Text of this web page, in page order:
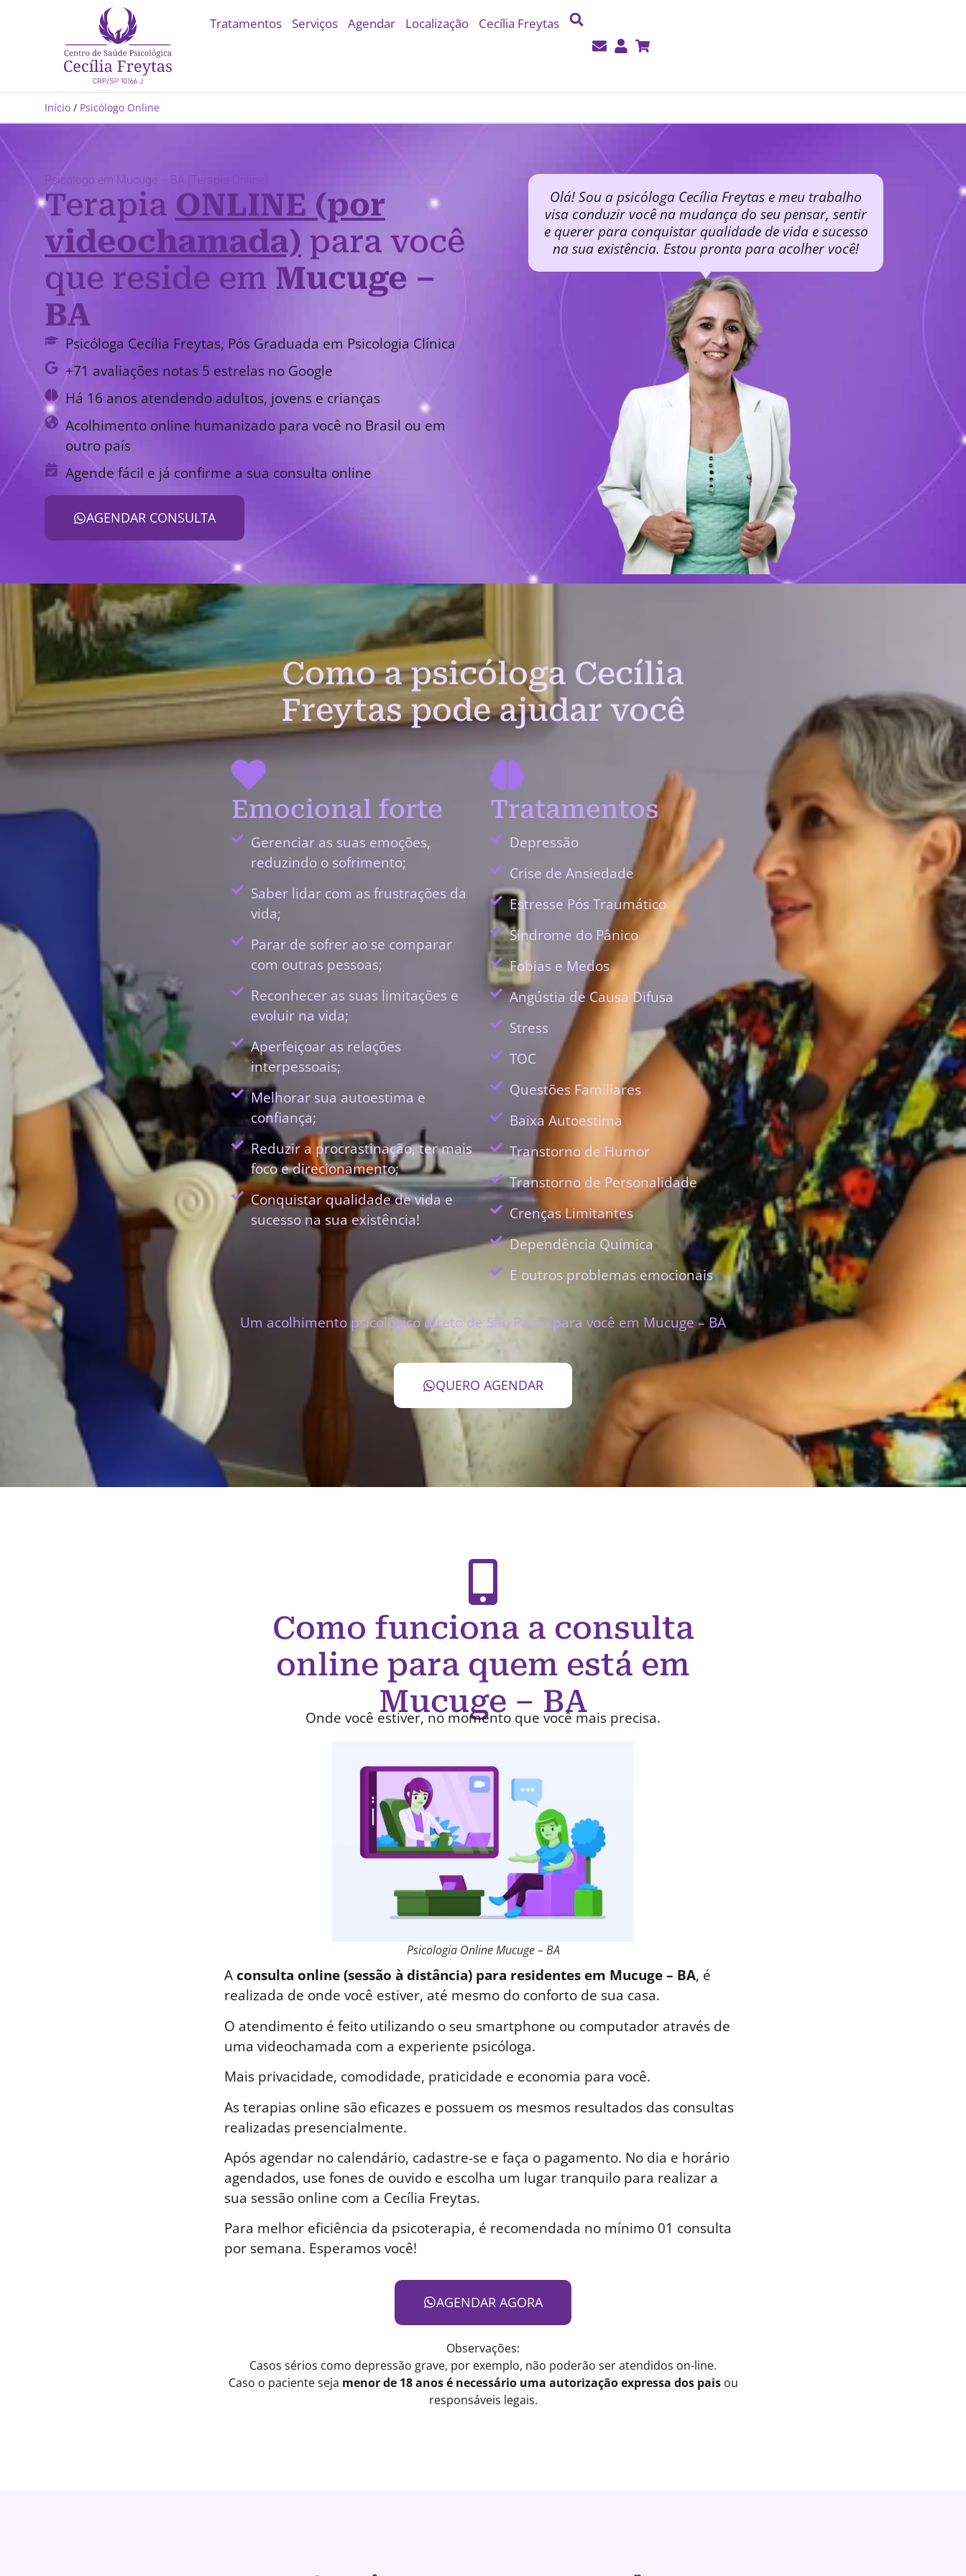
Tratamentos Serviços Agendar Localização Cecília Freytas
Início / Psicólogo Online
Psicólogo em Mucuge – BA (Terapia Online)
Terapia ONLINE (por
videochamada) para você
que reside em Mucuge –
BA
Psicóloga Cecília Freytas, Pós Graduada em Psicologia Clínica
+71 avaliações notas 5 estrelas no Google
Há 16 anos atendendo adultos, jovens e crianças
Acolhimento online humanizado para você no Brasil ou em
outro país
Agende fácil e já confirme a sua consulta online
AGENDAR CONSULTA
Olá! Sou a psicóloga Cecília Freytas e meu trabalho
visa conduzir você na mudança do seu pensar, sentir
e querer para conquistar qualidade de vida e sucesso
na sua existência. Estou pronta para acolher você!
Como a psicóloga Cecília
Freytas pode ajudar você
Emocional forte
Gerenciar as suas emoções,
reduzindo o sofrimento;
Saber lidar com as frustrações da
vida;
Parar de sofrer ao se comparar
com outras pessoas;
Reconhecer as suas limitações e
evoluir na vida;
Aperfeiçoar as relações
interpessoais;
Melhorar sua autoestima e
confiança;
Reduzir a procrastinação, ter mais
foco e direcionamento;
Conquistar qualidade de vida e
sucesso na sua existência!
Tratamentos
Depressão
Crise de Ansiedade
Estresse Pós Traumático
Síndrome do Pânico
Fobias e Medos
Angústia de Causa Difusa
Stress
TOC
Questões Familiares
Baixa Autoestima
Transtorno de Humor
Transtorno de Personalidade
Crenças Limitantes
Dependência Química
E outros problemas emocionais
Um acolhimento psicológico direto de São Paulo para você em Mucuge – BA
QUERO AGENDAR
Como funciona a consulta
online para quem está em
Mucuge – BA
Onde você estiver, no momento que você mais precisa.
Psicologia Online Mucuge – BA
Aconsulta online (sessão à distância) para residentes em Mucuge – BA, é
realizada de onde você estiver, até mesmo do conforto de sua casa.
O atendimento é feito utilizando o seu smartphone ou computador através de
uma videochamada com a experiente psicóloga.
Mais privacidade, comodidade, praticidade e economia para você.
As terapias online são eficazes e possuem os mesmos resultados das consultas
realizadas presencialmente.
Após agendar no calendário, cadastre-se e faça o pagamento. No dia e horário
agendados, use fones de ouvido e escolha um lugar tranquilo para realizar a
sua sessão online com a Cecília Freytas.
Para melhor eficiência da psicoterapia, é recomendada no mínimo 01 consulta
por semana. Esperamos você!
AGENDAR AGORA
Observações:
Casos sérios como depressão grave, por exemplo, não poderão ser atendidos on-line.
Caso o paciente seja menor de 18 anos é necessário uma autorização expressa dos paisou
responsáveis legais.